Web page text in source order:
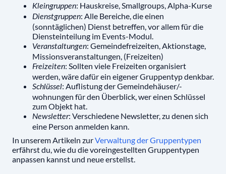
Kleingruppen: Hauskreise, Smallgroups, Alpha-Kurse
Dienstgruppen: Alle Bereiche, die einen
(sonntäglichen) Dienst betreffen, vor allem für die
Diensteinteilung im Events-Modul.
Veranstaltungen: Gemeindefreizeiten, Aktionstage,
Missionsveranstaltungen, (Freizeiten)
Freizeiten: Sollten viele Freizeiten organisiert
werden, wäre dafür ein eigener Gruppentyp denkbar.
Schlüssel: Auflistung der Gemeindehäuser/-
wohnungen für den Überblick, wer einen Schlüssel
zum Objekt hat.
Newsletter: Verschiedene Newsletter, zu denen sich
eine Person anmelden kann.
In unserem Artikeln zurVerwaltung der Gruppentypen
erfährst du, wie du die voreingestellten Gruppentypen
anpassen kannst und neue erstellst.